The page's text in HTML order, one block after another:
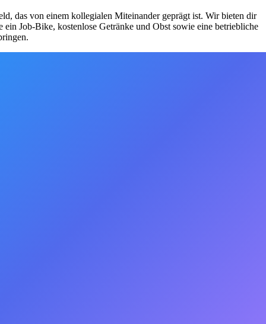
das von einem kollegialen Miteinander geprägt ist. Wir bieten dir
Job-Bike, kostenlose Getränke und Obst sowie eine betriebliche